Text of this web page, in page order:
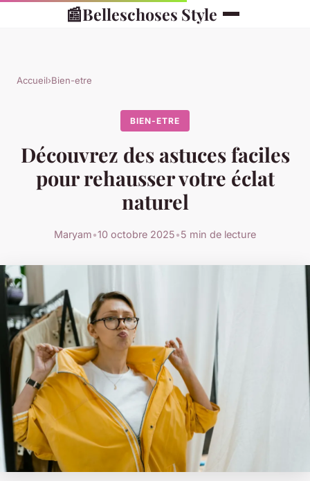
📰Belleschoses Style
Accueil›Bien-etre
BIEN-ETRE
Découvrez des astuces faciles
pour rehausser votre éclat
naturel
Maryam•10 octobre 2025•5 min de lecture